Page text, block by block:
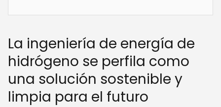
La ingeniería de energía de
hidrógeno se perfila como
una solución sostenible y
limpia para el futuro